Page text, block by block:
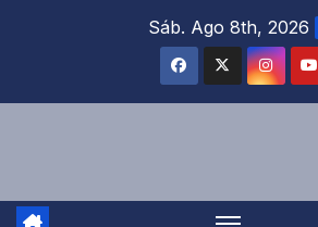
Sáb. Ago 8th, 2026